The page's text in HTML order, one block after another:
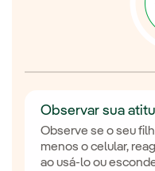
Observar sua
Observe se o seu
menos o celular,
ao usá-lo ou